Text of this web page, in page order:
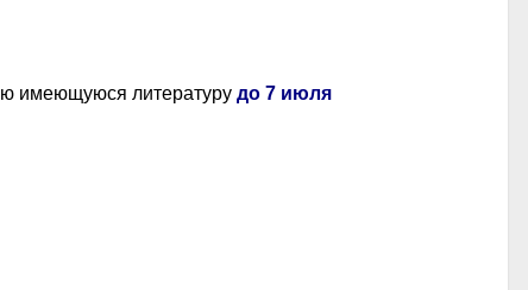
имеющуюся литературу до 7 июля